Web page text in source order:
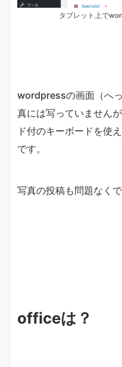
タブレット上で
wordpressの画面（へ
真には写っていません
ド付のキーボードを使
です。
写真の投稿も問題なくで
officeは？